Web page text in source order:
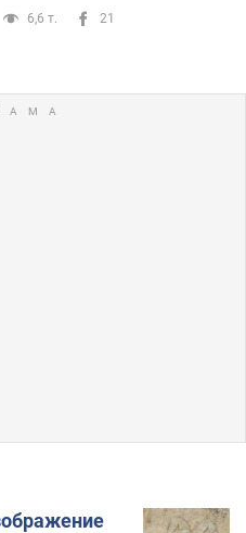
6,6 т. 21